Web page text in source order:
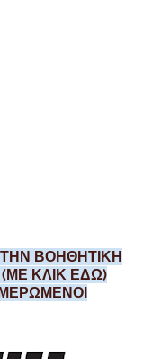
ΒΟΗΘΗΤΙΚΗ
(ΜΕ ΚΛΙΚ ΕΔΩ)